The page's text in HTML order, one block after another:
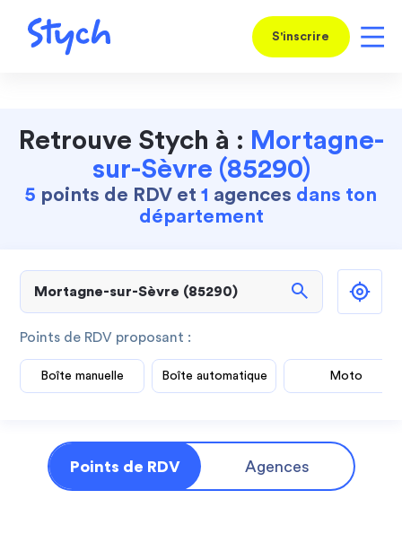
S'inscrire
Retrouve Stych à : Mortagne-
sur-Sèvre (85290)
5 points de RDV et 1 agences dans ton
département
search
Points de RDV proposant :
Boîte manuelle Boîte automatique Moto
Points de RDV Agences